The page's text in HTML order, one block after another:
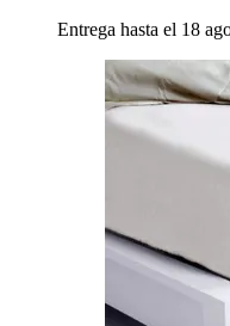
Entrega hasta el 18